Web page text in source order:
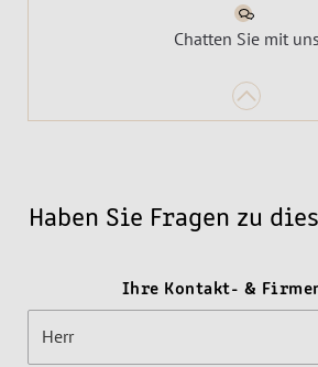
Chatten Sie mit uns
Haben Sie Fragen zu
Ihre Kontakt- &